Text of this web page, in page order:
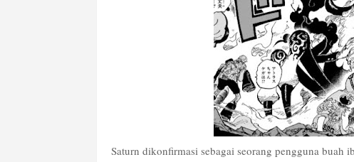
Saturn dikonfirmasi sebagai seorang pengguna